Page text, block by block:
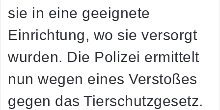
sie in eine geeignete
Einrichtung, wo sie versorgt
wurden. Die Polizei ermittelt
nun wegen eines Verstoßes
gegen das Tierschutzgesetz.